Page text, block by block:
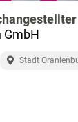
GmbH
Stadt